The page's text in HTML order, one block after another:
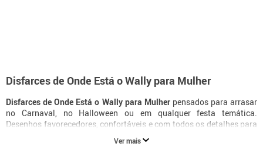
Disfarces de Onde Está o Wally para Mulher
Disfarces de Onde Está o Wally para Mulherpensados para arrasar
no Carnaval, no Halloween ou em qualquer festa temática.
Desenhos favorecedores, confortáveis e com todos os detalhes para
te transformares na tua personagem favorita.
Ver mais